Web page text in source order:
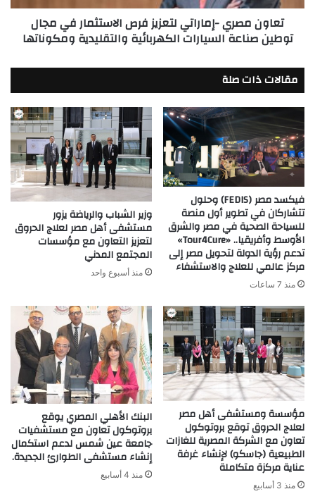
توطين
صناعة
السيارات
والتقليدية
ومكوناتها
تعاون مصري -إماراتي لتعزيز فرص الاستثمار في مجال
توطين صناعة السيارات الكهربائية والتقليدية ومكوناتها
مقالات ذات صلة
فيكسد مصر (FEDIS) وحلول
تتشاركان في تطوير أول منصة
للسياحة الصحية في مصر والشرق
الأوسط وأفريقيا.. «Tour4Cure»
تدعم رؤية الدولة لتحويل مصر إلى
مركز عالمي للعلاج والاستشفاء
منذ 7 ساعات
وزير الشباب والرياضة يزور
مستشفى أهل مصر لعلاج الحروق
لتعزيز التعاون مع مؤسسات
المجتمع المدني
منذ أسبوع واحد
مؤسسة ومستشفى أهل مصر
لعلاج الحروق توقع بروتوكول
تعاون مع الشركة المصرية للغازات
الطبيعية (جاسكو) لإنشاء غرفة
عناية مركزة متكاملة
منذ 3 أسابيع
البنك الأهلي المصري يوقع
بروتوكول تعاون مع مستشفيات
جامعة عين شمس لدعم استكمال
إنشاء مستشفى الطوارئ الجديدة.
منذ 4 أسابيع